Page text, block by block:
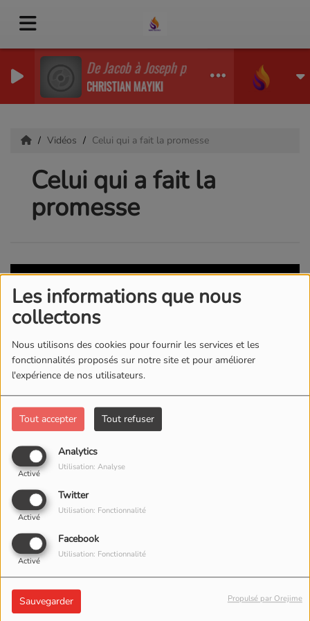
Les informations que nous
collectons
Nous utilisons des cookies pour fournir les services et les
fonctionnalités proposés sur notre site et pour améliorer
l'expérience de nos utilisateurs.
Tout accepter Tout refuser
Analytics
Activé
Utilisation: Analyse
Twitter
Activé
Utilisation: Fonctionnalité
Facebook
Activé
Utilisation: Fonctionnalité
Sauvegarder Propulsé par Orejime
De Jacob à Joseph predi mp3
CHRISTIAN MAYIKI
Vidéos Celui qui a fait la promesse
Celui qui a fait la
promesse
18 MAI 2026